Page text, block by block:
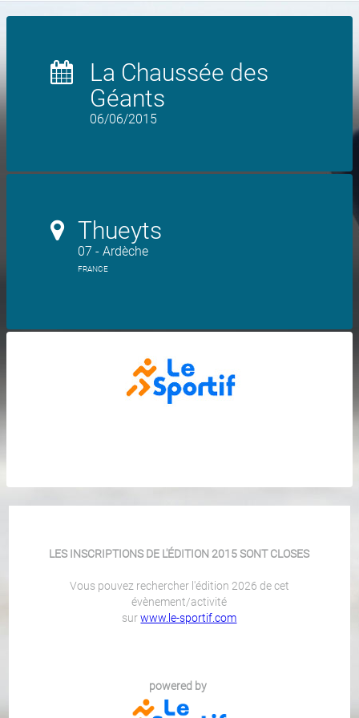
La Chaussée des
Géants
06/06/2015
Thueyts
07 - Ardèche
FRANCE
LES INSCRIPTIONS DE L'ÉDITION 2015 SONT CLOSES
Vous pouvez rechercher l'édition 2026 de cet
évènement/activité
surwww.le-sportif.com
powered by